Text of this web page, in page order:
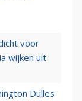
voor
wijken uit
Dulles